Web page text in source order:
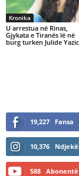
Kronika
U arrestua në Rinas,
Gjykata e Tiranës lë në
burg turken Julide
19,227 Fansa
10,376
588 Abonentë